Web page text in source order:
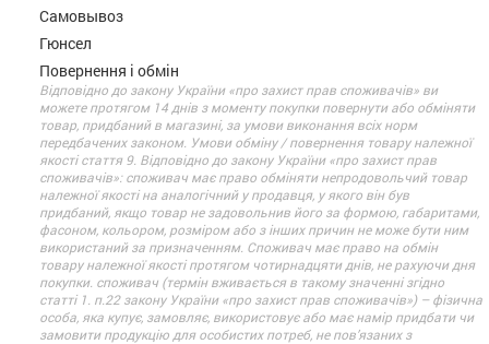
Самовывоз
Гюнсел
Повернення і обмін
Відповідно до закону України «про захист прав споживачів» ви
можете протягом 14 днів з моменту покупки повернути або обміняти
товар, придбаний в магазині, за умови виконання всіх норм
передбачених законом. Умови обміну / повернення товару належної
якості стаття 9. Відповідно до закону України «про захист прав
споживачів»: споживач має право обміняти непродовольчий товар
належної якості на аналогічний у продавця, у якого він був
придбаний, якщо товар не задовольнив його за формою, габаритами,
фасоном, кольором, розміром або з інших причин не може бути ним
використаний за призначенням. Споживач має право на обмін
товару належної якості протягом чотирнадцяти днів, не рахуючи дня
покупки. споживач (термін вживається в такому значенні згідно
статті 1. п.22 закону України «про захист прав споживачів») – фізична
особа, яка купує, замовляє, використовує або має намір придбати чи
замовити продукцію для особистих потреб, не пов’язаних з